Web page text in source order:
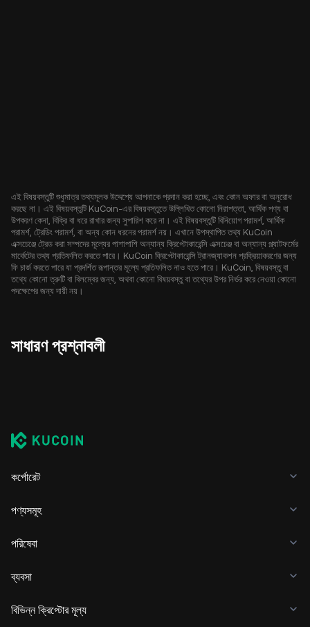
এই বিষয়বস্তুটি শুধুমাত্র তথ্যমূলক উদ্দেশ্যে আপনাকে প্রদান করা হচ্ছে, এবং কোন অফার বা অনুরোধ
করছে না। এই বিষয়বস্তুটি KuCoin-এর বিষয়বস্তুতে উল্লিখিত কোনো নিরাপত্তা, আর্থিক পণ্য বা
উপকরণ কেনা, বিক্রি বা ধরে রাখার জন্য সুপারিশ করে না। এই বিষয়বস্তুটি বিনিয়োগ পরামর্শ, আর্থিক
পরামর্শ, ট্রেডিং পরামর্শ, বা অন্য কোন ধরনের পরামর্শ নয়। এখানে উপস্থাপিত তথ্য KuCoin
এক্সচেঞ্জে ট্রেড করা সম্পদের মূল্যের পাশাপাশি অন্যান্য ক্রিপ্টোকারেন্সি এক্সচেঞ্জ বা অন্যান্য প্ল্যাটফর্মের
মার্কেটের তথ্য প্রতিফলিত করতে পারে। KuCoin ক্রিপ্টোকারেন্সি ট্রানজ্যাকশন প্রক্রিয়াকরণের জন্য
ফি চার্জ করতে পারে যা প্রদর্শিত রূপান্তর মূল্যে প্রতিফলিত নাও হতে পারে। KuCoin, বিষয়বস্তু বা
তথ্যে কোনো ত্রুটি বা বিলম্বের জন্য, অথবা কোনো বিষয়বস্তু বা তথ্যের উপর নির্ভর করে নেওয়া কোনো
পদক্ষেপের জন্য দায়ী নয়।
সাধারণ প্রশ্নাবলী
কর্পোরেট
পণ্যসমূহ
পরিষেবা
ব্যবসা
বিভিন্ন ক্রিপ্টোর মূল্য